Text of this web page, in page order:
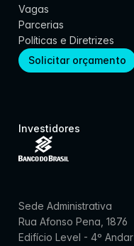
Sede Administrativa
Rua Afonso Pena, 1876
Edifício Level - 4º Andar
Vagas
Parcerias
Políticas e Diretrizes
Solicitar orçamento
Investidores